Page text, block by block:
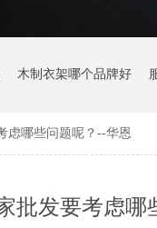
木制衣架哪个品牌好
虑哪些问题呢？--华恩
批发要考虑哪